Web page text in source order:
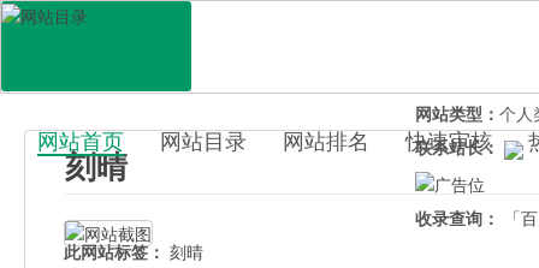
百科目录
网站首页 网站目录 网站排名 快速审核
刻晴
网站类型： 个人
联系站长：
收录查询：
「
此网站标签： 刻晴